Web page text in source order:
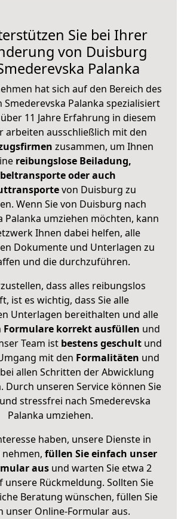
Sie bei Ihrer
von Duisburg
Palanka
hat sich auf den Bereich des
Smederevska Palanka spezialisiert
11 Jahre Erfahrung in diesem
arbeiten ausschließlich mit den
zusammen, um Ihnen
reibungslose Beiladung,
oder auch
von Duisburg zu
Wenn Sie von Duisburg nach
Palanka umziehen möchten, kann
Ihnen dabei helfen, alle
Dokumente und Unterlagen zu
und die durchzuführen.
dass alles reibungslos
ist es wichtig, dass Sie alle
Unterlagen bereithalten und alle
Formulare korrekt ausfüllen und
Team ist bestens geschult und
mit den Formalitäten und
allen Schritten der Abwicklung
Durch unseren Service können Sie
stressfrei nach Smederevska
Palanka umziehen.
haben, unsere Dienste in
füllen Sie einfach unser
ausund warten Sie etwa 2
unsere Rückmeldung. Sollten Sie
Beratung wünschen, füllen Sie
unser Online-Formular aus.